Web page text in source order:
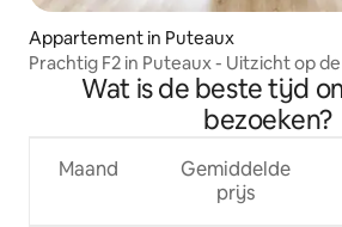
Appartement in Puteaux
Prachtig F2 in Puteaux - Uitzicht op
zwembadWat is de beste tijd
bezoeken?
Maand
Gemiddelde
prijs